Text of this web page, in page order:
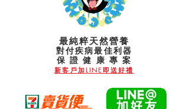
最純粹天然營養
對付疾病最佳利器
​保 證 健 康 專 案
新客戶加LINE即送好禮